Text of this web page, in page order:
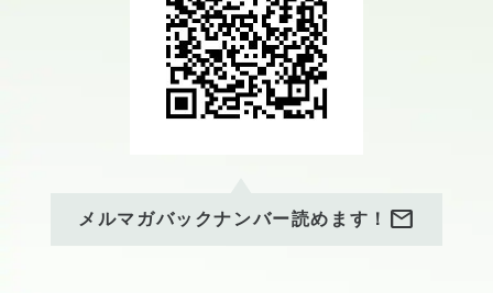
ーと幸運を運んでくれます。
商品の詳細は当店通販ページ
をご覧ください。
メルマガバックナンバー読めます！ mail